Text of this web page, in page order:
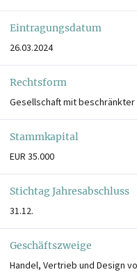
Eintragungsdatum
26.03.2024
Rechtsform
Gesellschaft mit beschränkter
Stammkapital
EUR 35.000
Stichtag Jahresabschluss
31.12.
Geschäftszweige
Handel, Vertrieb und Design